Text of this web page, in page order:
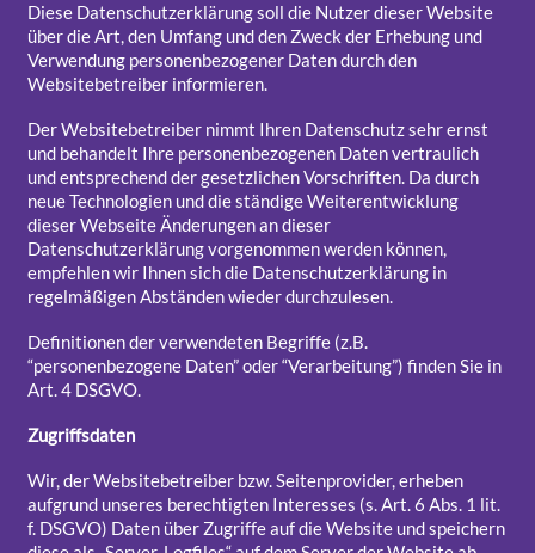
Diese Datenschutzerklärung soll die Nutzer dieser Website
über die Art, den Umfang und den Zweck der Erhebung und
Verwendung personenbezogener Daten durch den
Websitebetreiber informieren.
Der Websitebetreiber nimmt Ihren Datenschutz sehr ernst
und behandelt Ihre personenbezogenen Daten vertraulich
und entsprechend der gesetzlichen Vorschriften. Da durch
neue Technologien und die ständige Weiterentwicklung
dieser Webseite Änderungen an dieser
Datenschutzerklärung vorgenommen werden können,
empfehlen wir Ihnen sich die Datenschutzerklärung in
regelmäßigen Abständen wieder durchzulesen.
Definitionen der verwendeten Begriffe (z.B.
“personenbezogene Daten” oder “Verarbeitung”) finden Sie in
Art. 4 DSGVO.
Zugriffsdaten
Wir, der Websitebetreiber bzw. Seitenprovider, erheben
aufgrund unseres berechtigten Interesses (s. Art. 6 Abs. 1 lit.
f. DSGVO) Daten über Zugriffe auf die Website und speichern